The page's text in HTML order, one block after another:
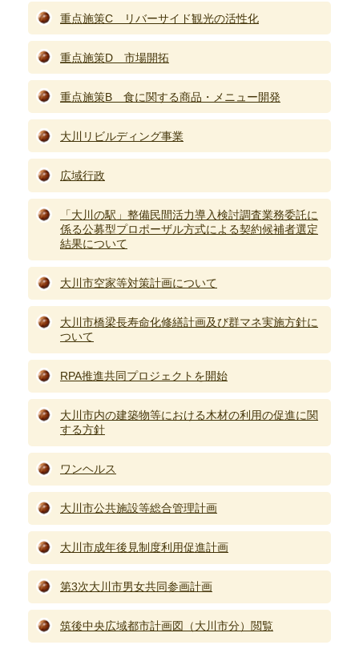
重点施策C リバーサイド観光の活性化
重点施策D 市場開拓
重点施策B 食に関する商品・メニュー開発
大川リビルディング事業
広域行政
「大川の駅」整備民間活力導入検討調査業務委託に
係る公募型プロポーザル方式による契約候補者選定
結果について
大川市空家等対策計画について
大川市橋梁長寿命化修繕計画及び群マネ実施方針に
ついて
RPA推進共同プロジェクトを開始
大川市内の建築物等における木材の利用の促進に関
する方針
ワンヘルス
大川市公共施設等総合管理計画
大川市成年後見制度利用促進計画
第3次大川市男女共同参画計画
筑後中央広域都市計画図（大川市分）閲覧